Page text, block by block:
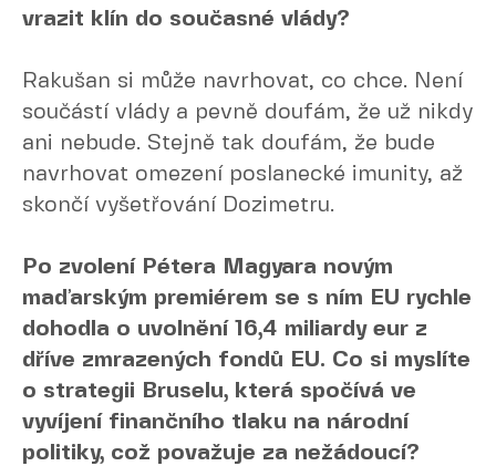
vrazit klín do současné vlády?
Rakušan si může navrhovat, co chce. Není
součástí vlády a pevně doufám, že už nikdy
ani nebude. Stejně tak doufám, že bude
navrhovat omezení poslanecké imunity, až
skončí vyšetřování Dozimetru.
Po zvolení Pétera Magyara novým
maďarským premiérem se s ním EU rychle
dohodla o uvolnění 16,4 miliardy eur z
dříve zmrazených fondů EU. Co si myslíte
o strategii Bruselu, která spočívá ve
vyvíjení finančního tlaku na národní
politiky, což považuje za nežádoucí?